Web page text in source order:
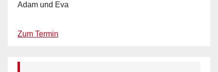
Adam und Eva
Zum Termin